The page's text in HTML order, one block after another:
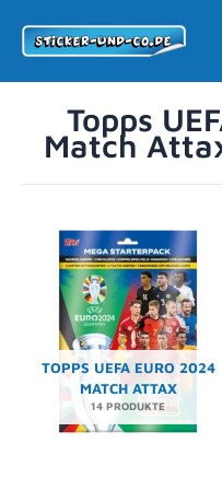
Inhalt
Topps
Match
TOPPS UEFA EURO 2024
MATCH ATTAX
14 PRODUKTE